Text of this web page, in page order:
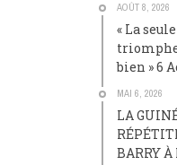
AOÛT 8, 2026
« La
bien » 6
MAI 6, 2026
LA
BARRY À